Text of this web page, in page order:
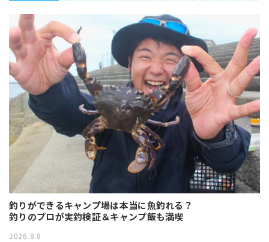
釣りができるキャンプ場は本当に魚釣れる？
釣りのプロが実釣検証＆キャンプ飯も満喫
2026.8.8